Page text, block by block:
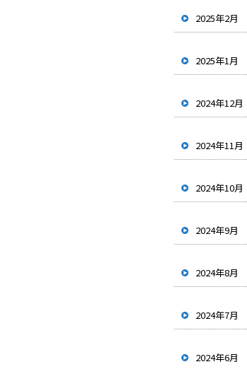
2025年2月
2025年1月
2024年12月
2024年11月
2024年10月
2024年9月
2024年8月
2024年7月
2024年6月